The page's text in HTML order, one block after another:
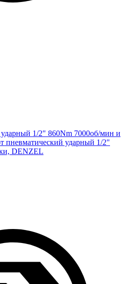
1/2" 860Nm 7000об/мин и
пневматический ударный 1/2"
DENZEL